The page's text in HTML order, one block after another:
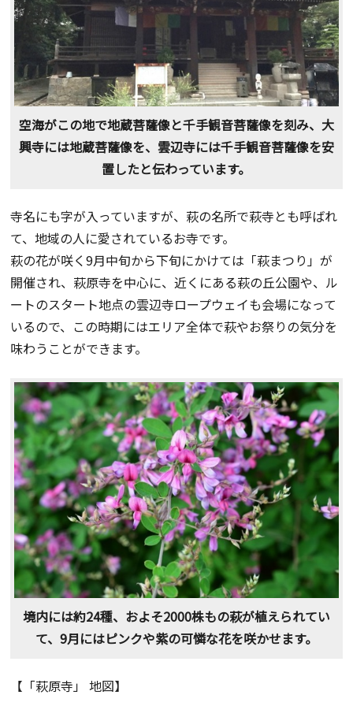
空海がこの地で地蔵菩薩像と千手観音菩薩像を刻み、大
興寺には地蔵菩薩像を、雲辺寺には千手観音菩薩像を安
置したと伝わっています。
寺名にも字が入っていますが、萩の名所で萩寺とも呼ばれ
て、地域の人に愛されているお寺です。
萩の花が咲く9月中旬から下旬にかけては「萩まつり」が
開催され、萩原寺を中心に、近くにある萩の丘公園や、ル
ートのスタート地点の雲辺寺ロープウェイも会場になって
いるので、この時期にはエリア全体で萩やお祭りの気分を
味わうことができます。
境内には約24種、およそ2000株もの萩が植えられてい
て、9月にはピンクや紫の可憐な花を咲かせます。
【「萩原寺」 地図】